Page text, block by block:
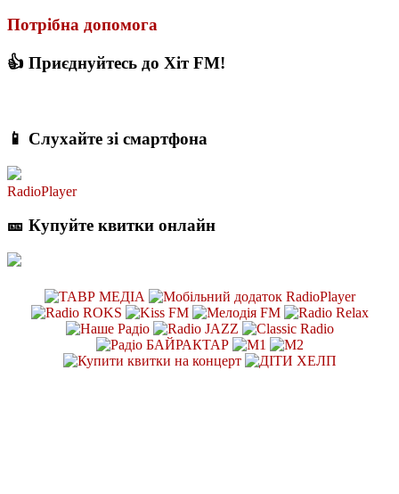
Потрібна допомога
👍 Приєднуйтесь до Хіт FM!
📱 Слухайте зі смартфона
RadioPlayer
🎫 Купуйте квитки онлайн